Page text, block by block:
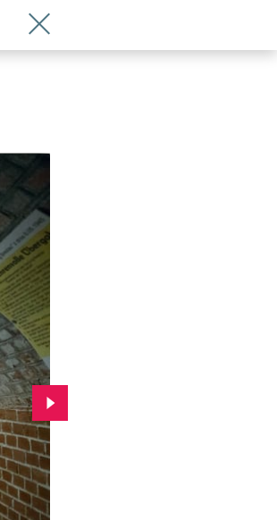
Wróć do artykułu Zobacz wyjątkowy
Przejdź do kolejnego zdjęcia.